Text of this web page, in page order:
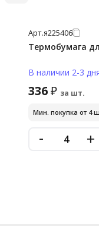
Арт.я225406
Термобумага
В наличии 2-3
336₽ за шт.
Мин. покупка от 4
- +